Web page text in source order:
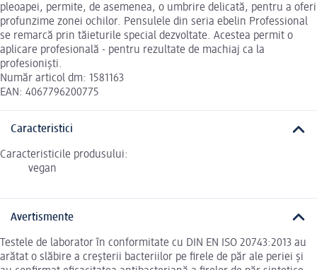
pleoapei, permite, de asemenea, o umbrire delicată, pentru a oferi
profunzime zonei ochilor. Pensulele din seria ebelin Professional
se remarcă prin tăieturile special dezvoltate. Acestea permit o
aplicare profesională - pentru rezultate de machiaj ca la
profesioniști.
Număr articol dm: 1581163
EAN: 4067796200775
Caracteristici
Caracteristicile produsului:
vegan
Avertismente
Testele de laborator în conformitate cu DIN EN ISO 20743:2013 au
arătat o slăbire a creșterii bacteriilor pe firele de păr ale periei și